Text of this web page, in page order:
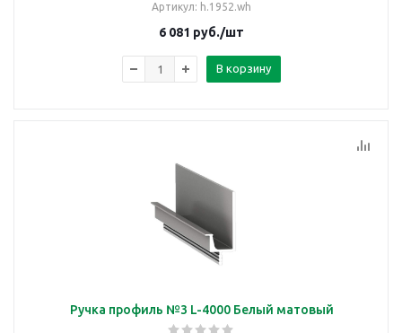
Артикул: h.1952.wh
6 081 руб./шт
В корзину
Ручка профиль №3 L-4000 Белый матовый